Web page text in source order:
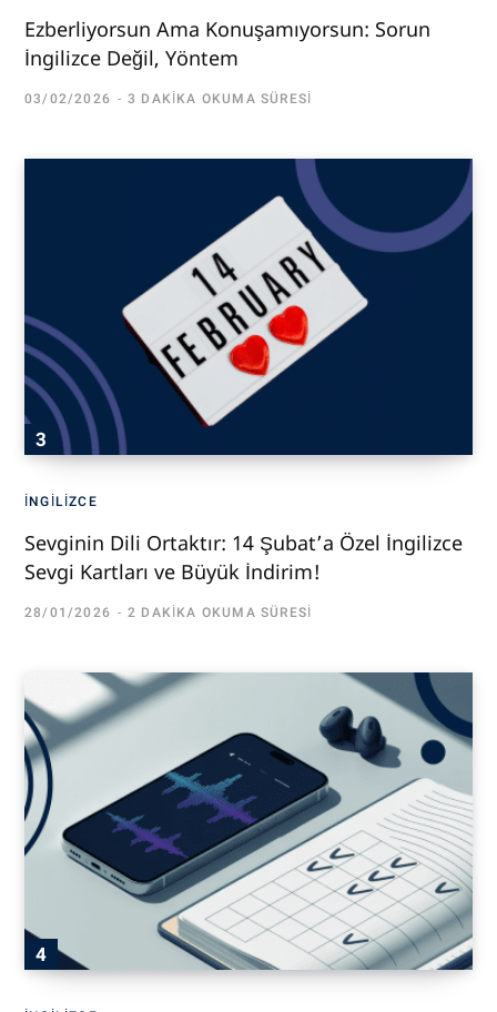
Ezberliyorsun Ama Konuşamıyorsun: Sorun
İngilizce Değil, Yöntem
03/02/2026 3 DAKIKA OKUMA SÜRESI
İNGILIZCE
Sevginin Dili Ortaktır: 14 Şubat’a Özel İngilizce
Sevgi Kartları ve Büyük İndirim!
28/01/2026 2 DAKIKA OKUMA SÜRESI